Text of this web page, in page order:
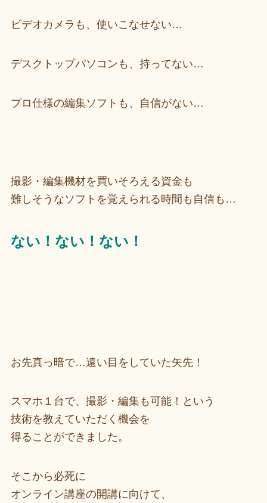
ビデオカメラも、使いこなせない…
デスクトップパソコンも、持ってない…
プロ仕様の編集ソフトも、自信がない…
撮影・編集機材を買いそろえる資金も
難しそうなソフトを覚えられる時間も自信も…
ない！ない！ない！
お先真っ暗で…遠い目をしていた矢先！
スマホ１台で、撮影・編集も可能！という
技術を教えていただく機会を
得ることができました。
そこから必死に
オンライン講座の開講に向けて、